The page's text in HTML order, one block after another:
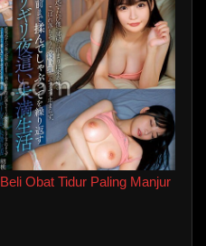
Obat Tidur Paling Manjur